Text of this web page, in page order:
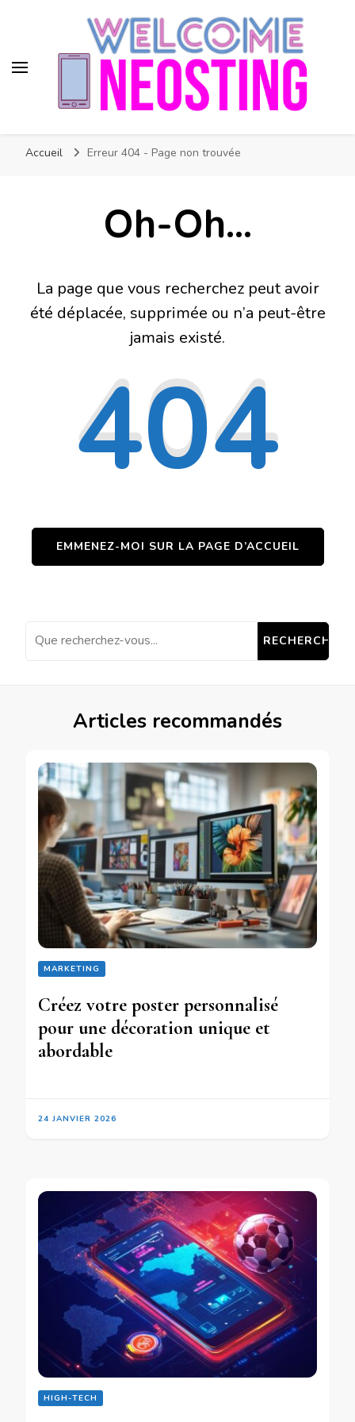
Accueil Erreur 404 - Page non trouvée
Oh-Oh...
La page que vous recherchez peut avoir
été déplacée, supprimée ou n’a peut-être
jamais existé.
404
EMMENEZ-MOI SUR LA PAGE D’ACCUEIL
Vous recherchiez
Articles recommandés
MARKETING
Créez votre poster personnalisé
pour une décoration unique et
abordable
24 JANVIER 2026
HIGH-TECH